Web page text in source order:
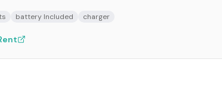
battery Included charger